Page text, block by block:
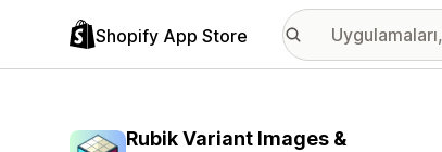
Shopify App Store
Rubik Variant Images &